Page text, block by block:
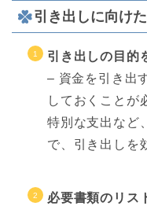
引き出しに向け
引き出しの目的
– 資金を引き出
しておくことが
特別な支出など
で、引き出しを
必要書類のリス